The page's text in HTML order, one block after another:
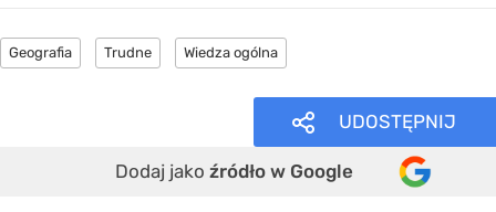
Geografia Trudne Wiedza ogólna
UDOSTĘPNIJ
Dodaj jako źródło w Google